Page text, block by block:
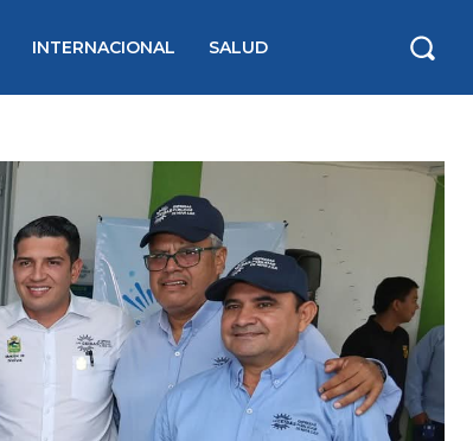
INTERNACIONAL SALUD